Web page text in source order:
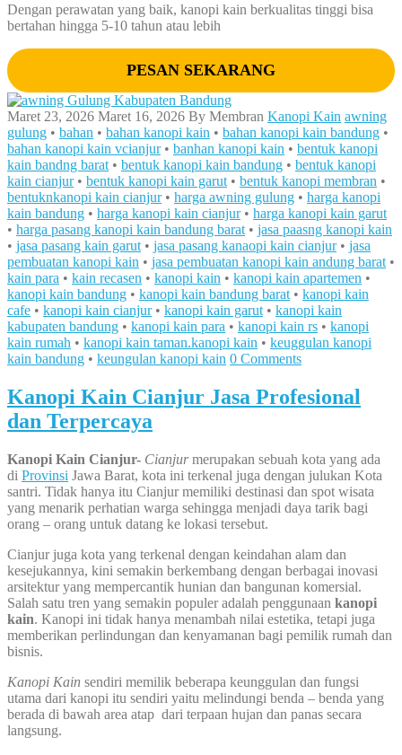
Dengan perawatan yang baik, kanopi kain berkualitas tinggi bisa
bertahan hingga 5-10 tahun atau lebih
PESAN SEKARANG
Maret 23, 2026 Maret 16, 2026 By Membran Kanopi Kain awning
gulung • bahan • bahan kanopi kain • bahan kanopi kain bandung •
bahan kanopi kain vcianjur• banhan kanopi kain • bentuk kanopi
kain bandng barat • bentuk kanopi kain bandung • bentuk kanopi
kain cianjur• bentuk kanopi kain garut • bentuk kanopi membran •
bentuknkanopi kain cianjur• harga awning gulung • harga kanopi
kain bandung • harga kanopi kain cianjur• harga kanopi kain garut
• harga pasang kanopi kain bandung barat • jasa paasng kanopi kain
• jasa pasang kain garut • jasa pasang kanaopi kain cianjur• jasa
pembuatan kanopi kain • jasa pembuatan kanopi kain andung barat •
kain para • kain recasen • kanopi kain • kanopi kain apartemen •
kanopi kain bandung • kanopi kain bandung barat • kanopi kain
cafe • kanopi kain cianjur• kanopi kain garut • kanopi kain
kabupaten bandung • kanopi kain para • kanopi kain rs • kanopi
kain rumah • kanopi kain taman.kanopi kain • keuggulan kanopi
kain bandung • keungulan kanopi kain 0 Comments
Kanopi Kain Cianjur Jasa Profesional
dan Terpercaya
Kanopi Kain Cianjur- Cianjurmerupakan sebuah kota yang ada
di Provinsi Jawa Barat, kota ini terkenal juga dengan julukan Kota
santri. Tidak hanya itu Cianjur memiliki destinasi dan spot wisata
yang menarik perhatian warga sehingga menjadi daya tarik bagi
orang – orang untuk datang ke lokasi tersebut.
Cianjur juga kota yang terkenal dengan keindahan alam dan
kesejukannya, kini semakin berkembang dengan berbagai inovasi
arsitektur yang mempercantik hunian dan bangunan komersial.
Salah satu tren yang semakin populer adalah penggunaan kanopi
kain. Kanopi ini tidak hanya menambah nilai estetika, tetapi juga
memberikan perlindungan dan kenyamanan bagi pemilik rumah dan
bisnis.
Kanopi Kain sendiri memilik beberapa keunggulan dan fungsi
utama dari kanopi itu sendiri yaitu melindungi benda – benda yang
berada di bawah area atap dari terpaan hujan dan panas secara
langsung.